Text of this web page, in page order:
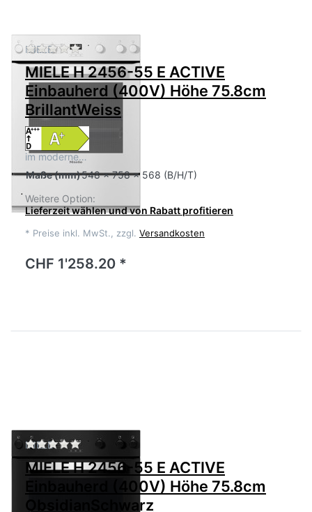
MIELE Zu diesem Produkt liegen noch keine
MIELE H 2456-55 E ACTIVE
Einbauherd (400V) Höhe 75.8cm
BrillantWeiss
im moderne…
Maße(mm)548 x 758 x 568 (B/H/T)
Weitere Option:
Lieferzeit wählen und von Rabatt profitieren
* Preise inkl. MwSt., zzgl. Versandkosten
CHF 1'258.20 *
MIELE Zu diesem Produkt liegen noch keine
MIELE H 2456-55 E ACTIVE
Einbauherd (400V) Höhe 75.8cm
ObsidianSchwarz